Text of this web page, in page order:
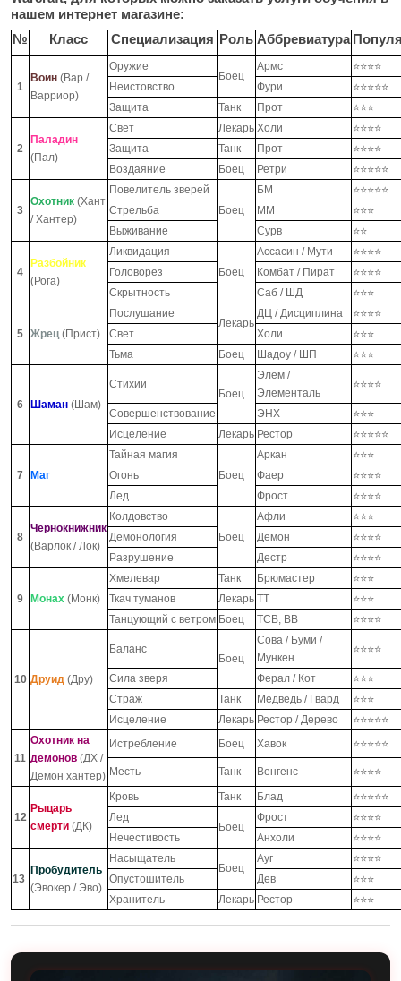
нашем интернет магазине:
№
Класс Специализация Роль Аббревиатура
1
Воин (Вар /
Варриор)
Оружие
Боец
Армс
⭐⭐⭐⭐
Неистовство
Фури
⭐⭐⭐⭐⭐
Защита
Танк Прот ⭐⭐⭐
2
Паладин
(Пал)
Свет Лекарь Холи
⭐⭐⭐⭐
Защита
Танк Прот
⭐⭐⭐⭐
Воздаяние
Боец Ретри ⭐⭐⭐⭐⭐
3
Охотник (Хант
/ Хантер)
Повелитель зверей
Боец
БМ
⭐⭐⭐⭐⭐
Стрельба
ММ
⭐⭐⭐
Выживание
Сурв ⭐⭐
4
Разбойник
(Рога)
Ликвидация
Боец
Ассасин / Мути
⭐⭐⭐⭐
Головорез
Комбат / Пират
⭐⭐⭐⭐
Скрытность
Саб / ШД ⭐⭐⭐
5 Жрец(Прист)
Послушание
Лекарь
ДЦ / Дисциплина
⭐⭐⭐⭐
Свет
Холи
⭐⭐⭐
Тьма
Боец Шадоу / ШП ⭐⭐⭐
6 Шаман (Шам)
Стихии
Боец
Элем /
Элементаль
⭐⭐⭐⭐
Совершенствование ЭНХ
⭐⭐⭐
Исцеление
Лекарь Рестор ⭐⭐⭐⭐⭐
7 Маг
Тайная магия
Боец
Аркан
⭐⭐⭐
Огонь
Фаер
⭐⭐⭐⭐
Лед
Фрост ⭐⭐⭐⭐
8
Чернокнижник
(Варлок / Лок)
Колдовство
Боец
Афли
⭐⭐⭐
Демонология
Демон
⭐⭐⭐⭐
Разрушение
Дестр ⭐⭐⭐⭐
9 Монах (Монк)
Хмелевар Танк Брюмастер
⭐⭐⭐
Ткач туманов
Лекарь ТТ
⭐⭐⭐
Танцующий с ветром Боец ТСВ, ВВ ⭐⭐⭐⭐
10 Друид (Дру)
Баланс
Боец
Сова / Буми /
Мункен
⭐⭐⭐⭐
Сила зверя Ферал / Кот
⭐⭐⭐
Страж
Танк Медведь / Гвард
⭐⭐⭐
Исцеление
Лекарь Рестор / Дерево ⭐⭐⭐⭐⭐
11
Охотник на
демонов (ДХ /
Демон хантер)
Истребление Боец Хавок ⭐⭐⭐⭐⭐
Месть Танк Венгенс ⭐⭐⭐⭐
12
Рыцарь
смерти (ДК)
Кровь Танк Блад
⭐⭐⭐⭐⭐
Лед
Боец
Фрост
⭐⭐⭐⭐
Нечестивость
Анхоли ⭐⭐⭐⭐
13
Пробудитель
(Эвокер / Эво)
Насыщатель
Боец
Ауг
⭐⭐⭐⭐
Опустошитель
Дев
⭐⭐⭐
Хранитель
Лекарь Рестор ⭐⭐⭐